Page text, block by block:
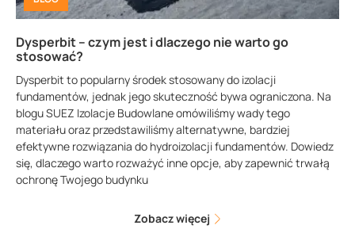
Dysperbit – czym jest i dlaczego nie warto go
stosować?
Dysperbit to popularny środek stosowany do izolacji
fundamentów, jednak jego skuteczność bywa ograniczona. Na
blogu SUEZ Izolacje Budowlane omówiliśmy wady tego
materiału oraz przedstawiliśmy alternatywne, bardziej
efektywne rozwiązania do hydroizolacji fundamentów. Dowiedz
się, dlaczego warto rozważyć inne opcje, aby zapewnić trwałą
ochronę Twojego budynku
Zobacz więcej